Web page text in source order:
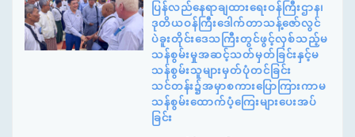
ပြန်လည်နေရာချထားရေးဝန်ကြီးဌာန၊
ဒုတိယဝန်ကြီးဒေါက်တာသန့်ဇော်လွင်
ပဲခူးတိုင်းဒေသကြီးတွင်ဖွင့်လှစ်သည့်မ
သန်စွမ်းမှုအဆင့်သတ်မှတ်ခြင်းနှင့်မ
သန်စွမ်းသူများမှတ်ပုံတင်ခြင်း
သင်တန်း၌အမှာစကားပြောကြားကာမ
သန်စွမ်းထောက်ပံ့ကြေးများပေးအပ်
ခြင်း